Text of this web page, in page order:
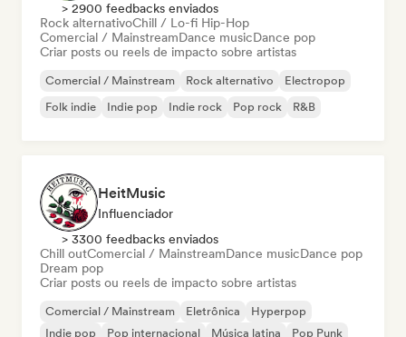
> 2900 feedbacks enviados
Rock alternativoChill / Lo-fi Hip-Hop
Comercial / MainstreamDance musicDance pop
Criar posts ou reels de impacto sobre artistas
Comercial / Mainstream Rock alternativo
Electropop
Folk indie
Indie pop Indie rock Pop rock R&B
HeitMusic
Influenciador
> 3300 feedbacks enviados
Chill outComercial / MainstreamDance musicDance pop
Dream pop
Criar posts ou reels de impacto sobre artistas
Comercial / Mainstream Eletrônica
Hyperpop
Indie pop
Pop internacional Música latina Pop Punk